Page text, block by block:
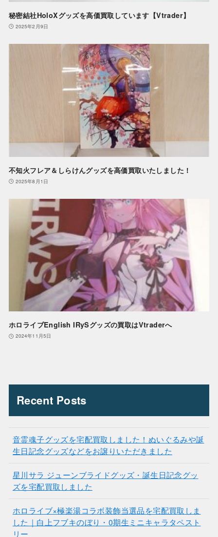
秘密結社HoloXグッズを高価買取しています【Vtrader】
2025年2月9日
不知火フレア＆しらけんグッズを高価買取いたしました！
2025年8月1日
ホロライブEnglish IRySグッズの買取はVtraderへ
2024年11月5日
Recent Posts
音霊魂子グッズを宅配買取しました！ぬいぐるみや誕
生日記念グッズなどをお譲りいただきました
星川サラ ジューンブライドグッズ・誕生日記念グッ
ズを宅配買取しました
ホロライブ×極楽湯コラボ装飾当選品を宅配買取しま
した｜白上フブキのぼり・0期生ミニキャラタペスト
リー